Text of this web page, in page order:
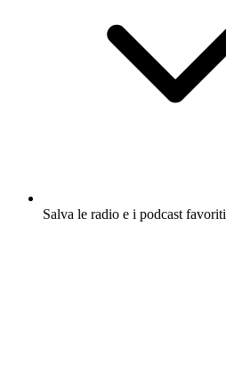
Salva le radio e i podcast favoriti